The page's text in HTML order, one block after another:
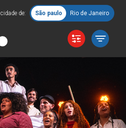
de: São paulo Rio de Janeiro